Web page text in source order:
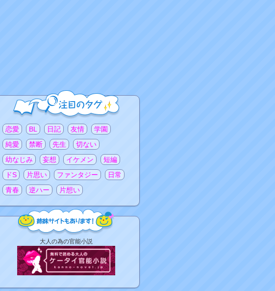
注目のタグ
恋愛 BL 日記 友情
学園
純愛
禁断 先生
切ない
幼なじみ
妄想 イケメン
短編
ドS
片思い ファンタジー
日常
青春
逆ハー 片想い
大人の為の官能小説